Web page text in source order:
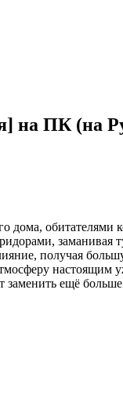
на ПК (на
обитателями
получая
ещё